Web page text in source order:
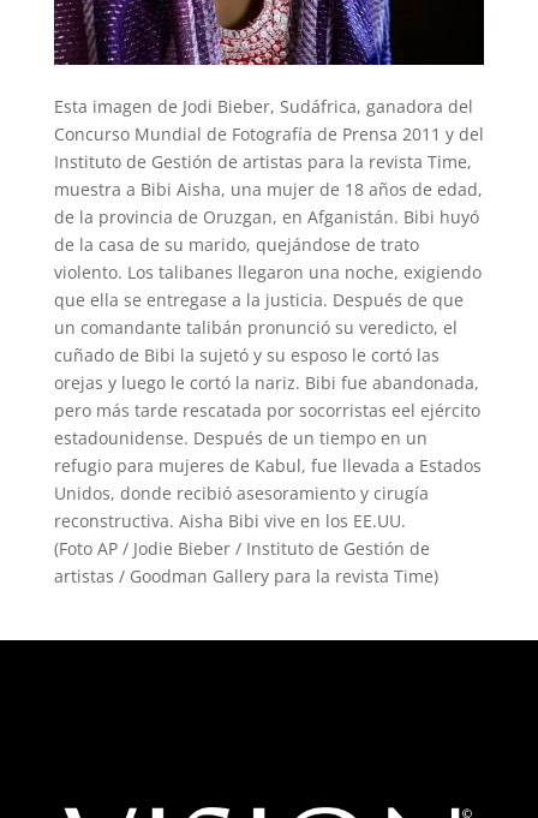
Esta imagen de Jodi Bieber, Sudáfrica, ganadora del
Concurso Mundial de Fotografía de Prensa 2011 y del
Instituto de Gestión de artistas para la revista Time,
muestra a Bibi Aisha, una mujer de 18 años de edad,
de la provincia de Oruzgan, en Afganistán. Bibi huyó
de la casa de su marido, quejándose de trato
violento. Los talibanes llegaron una noche, exigiendo
que ella se entregase a la justicia. Después de que
un comandante talibán pronunció su veredicto, el
cuñado de Bibi la sujetó y su esposo le cortó las
orejas y luego le cortó la nariz. Bibi fue abandonada,
pero más tarde rescatada por socorristas eel ejército
estadounidense. Después de un tiempo en un
refugio para mujeres de Kabul, fue llevada a Estados
Unidos, donde recibió asesoramiento y cirugía
reconstructiva. Aisha Bibi vive en los EE.UU.
(Foto AP / Jodie Bieber / Instituto de Gestión de
artistas / Goodman Gallery para la revista Time)